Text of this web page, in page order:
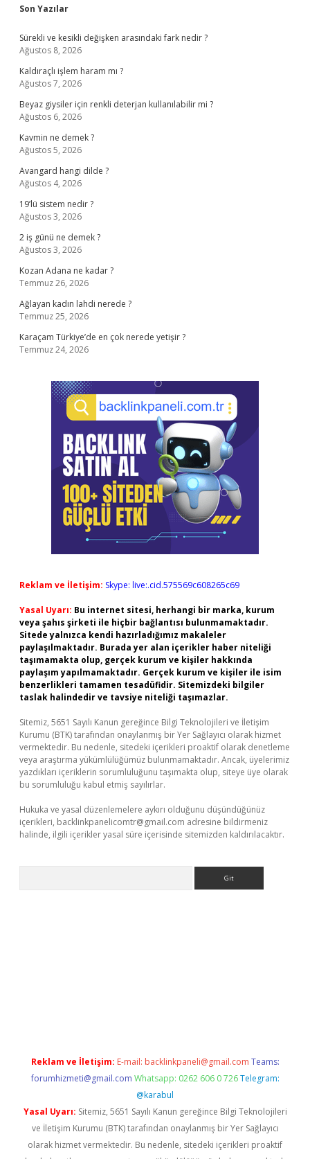
Sidebar
Son Yazılar
Sürekli ve kesikli değişken arasındaki fark nedir ?
Ağustos 8, 2026
Kaldıraçlı işlem haram mı ?
Ağustos 7, 2026
Beyaz giysiler için renkli deterjan kullanılabilir mi ?
Ağustos 6, 2026
Kavmin ne demek ?
Ağustos 5, 2026
Avangard hangi dilde ?
Ağustos 4, 2026
19’lü sistem nedir ?
Ağustos 3, 2026
2 iş günü ne demek ?
Ağustos 3, 2026
Kozan Adana ne kadar ?
Temmuz 26, 2026
Ağlayan kadın lahdi nerede ?
Temmuz 25, 2026
Karaçam Türkiye’de en çok nerede yetişir ?
Temmuz 24, 2026
Reklam ve İletişim: Skype: live:.cid.575569c608265c69
Yasal Uyarı: Bu internet sitesi, herhangi bir marka, kurum
veya şahıs şirketi ile hiçbir bağlantısı bulunmamaktadır.
Sitede yalnızca kendi hazırladığımız makaleler
paylaşılmaktadır. Burada yer alan içerikler haber niteliği
taşımamakta olup, gerçek kurum ve kişiler hakkında
paylaşım yapılmamaktadır. Gerçek kurum ve kişiler ile isim
benzerlikleri tamamen tesadüfidir. Sitemizdeki bilgiler
taslak halindedir ve tavsiye niteliği taşımazlar.
Sitemiz, 5651 Sayılı Kanun gereğince Bilgi Teknolojileri ve İletişim
Kurumu (BTK) tarafından onaylanmış bir Yer Sağlayıcı olarak hizmet
vermektedir. Bu nedenle, sitedeki içerikleri proaktif olarak denetleme
veya araştırma yükümlülüğümüz bulunmamaktadır. Ancak, üyelerimiz
yazdıkları içeriklerin sorumluluğunu taşımakta olup, siteye üye olarak
bu sorumluluğu kabul etmiş sayılırlar.
Hukuka ve yasal düzenlemelere aykırı olduğunu düşündüğünüz
içerikleri, backlinkpanelicomtr@gmail.com adresine bildirmeniz
halinde, ilgili içerikler yasal süre içerisinde sitemizden kaldırılacaktır.
Reklam ve İletişim: E-mail: backlinkpaneli@gmail.com Teams:
forumhizmeti@gmail.com Whatsapp: 0262 606 0 726 Telegram:
@karabul
Yasal Uyarı: Sitemiz, 5651 Sayılı Kanun gereğince Bilgi Teknolojileri
ve İletişim Kurumu (BTK) tarafından onaylanmış bir Yer Sağlayıcı
olarak hizmet vermektedir. Bu nedenle, sitedeki içerikleri proaktif